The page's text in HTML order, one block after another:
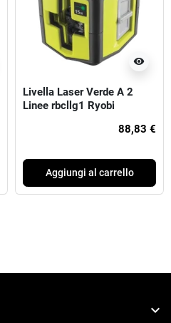
visibility
Livella Laser Verde A 2
Linee rbcllg1 Ryobi
88,83 €
Aggiungi al carrello
